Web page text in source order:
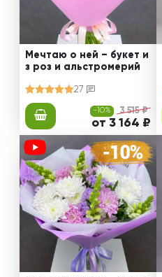
Мечтаю о ней – букет и
з роз и альстромерий
27
-10% 3 515 ₽
от 3 164 ₽